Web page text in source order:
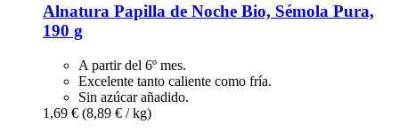
Alnatura Papilla de Noche Bio, Sémola Pura,
190 g
A partir del 6º mes.
Excelente tanto caliente como fría.
Sin azúcar añadido.
1,69 € (8,89 € / kg)